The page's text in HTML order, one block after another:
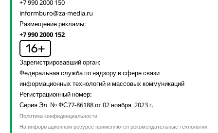
+7 990 2000 150
informburo@za-media.ru
Размещение рекламы:
+7 990 2000 152
Зарегистрировавший орган:
Федеральная служба по надзору в сфере связи
информационных технологий и массовых коммуникаций
Регистрационный номер:
Серия Эл № ФС77-86188 от 02 ноября 2023 г.
Политика конфиденциальности
На информационном ресурсе применяются рекомендательные технологии